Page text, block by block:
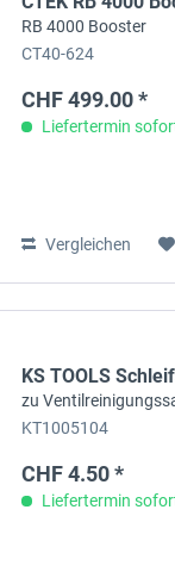
RB 4000 Booster
CT40-624
CHF 499.00 *
Liefertermin
Vergleichen
KS TOOLS
zu
KT1005104
CHF 4.50 *
Liefertermin